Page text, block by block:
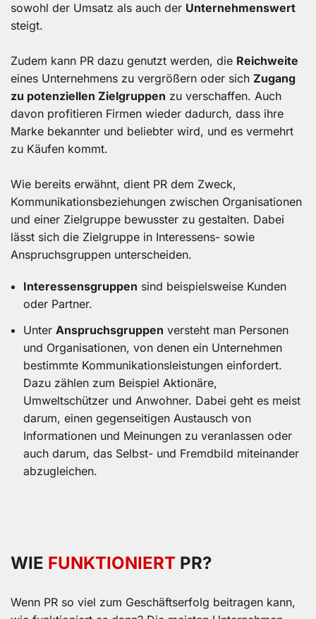
sowohl der Umsatz als auch der Unternehmenswert
steigt.
Zudem kann PR dazu genutzt werden, die Reichweite
eines Unternehmens zu vergrößern oder sich Zugang
zu potenziellen Zielgruppen zu verschaffen. Auch
davon profitieren Firmen wieder dadurch, dass ihre
Marke bekannter und beliebter wird, und es vermehrt
zu Käufen kommt.
Wie bereits erwähnt, dient PR dem Zweck,
Kommunikationsbeziehungen zwischen Organisationen
und einer Zielgruppe bewusster zu gestalten. Dabei
lässt sich die Zielgruppe in Interessens- sowie
Anspruchsgruppen unterscheiden.
Interessensgruppen sind beispielsweise Kunden
oder Partner.
Unter Anspruchsgruppen versteht man Personen
und Organisationen, von denen ein Unternehmen
bestimmte Kommunikationsleistungen einfordert.
Dazu zählen zum Beispiel Aktionäre,
Umweltschützer und Anwohner. Dabei geht es meist
darum, einen gegenseitigen Austausch von
Informationen und Meinungen zu veranlassen oder
auch darum, das Selbst- und Fremdbild miteinander
abzugleichen.
WIE FUNKTIONIERT PR?
Wenn PR so viel zum Geschäftserfolg beitragen kann,